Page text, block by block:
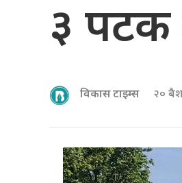
३ पटक
विकास टाइम्स २०